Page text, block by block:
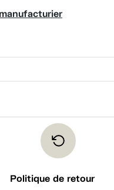
Politique de retour